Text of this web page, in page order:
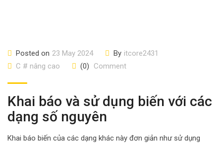
Posted on 23 May 2024 By itcore2431
C # nâng cao
(0) Comment
Khai báo và sử dụng biến với các
dạng số nguyên
Khai báo biến của các dạng khác này đơn giản như sử dụng